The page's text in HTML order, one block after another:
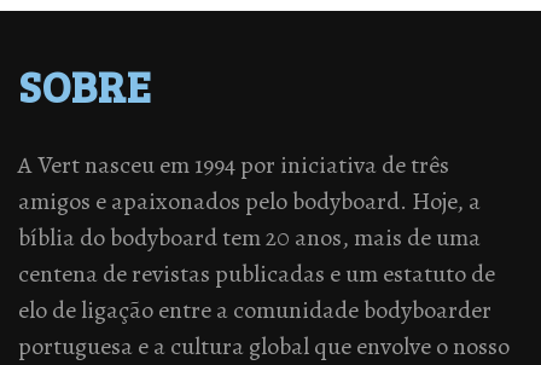
SOBRE
A Vert nasceu em 1994 por iniciativa de três
amigos e apaixonados pelo bodyboard. Hoje, a
bíblia do bodyboard tem 20 anos, mais de uma
centena de revistas publicadas e um estatuto de
elo de ligação entre a comunidade bodyboarder
portuguesa e a cultura global que envolve o nosso